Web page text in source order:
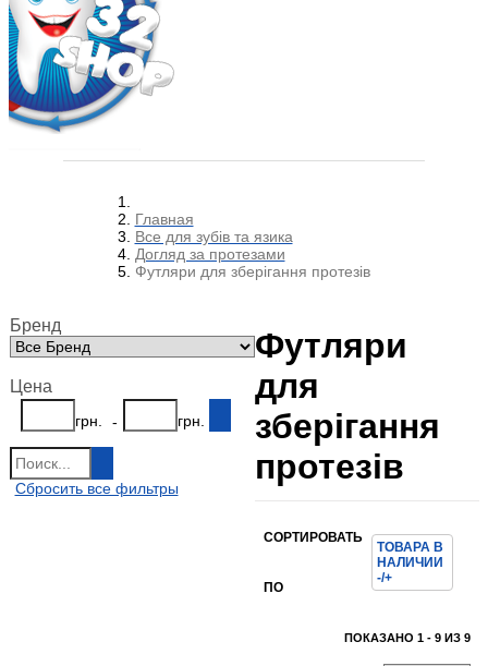
Главная
Все для зубів та язика
Догляд за протезами
Футляри для зберігання протезів
Бренд
Цена
грн. - грн.
Сбросить все фильтры
Футляри
для
зберігання
протезів
СОРТИРОВАТЬ
ПО
ТОВАРА В
НАЛИЧИИ
-/+
ПОКАЗАНО 1 - 9 ИЗ 9